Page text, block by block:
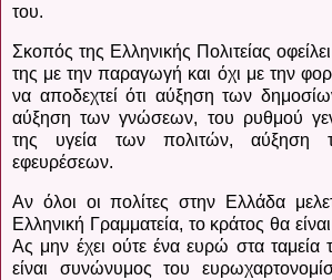
του.
Σκοπός της Ελληνικής Πολιτείας
της με την παραγωγή και όχι με την
να αποδεχτεί ότι αύξηση των
αύξηση των γνώσεων, του ρυθμού
της υγεία των πολιτών, αύξηση
εφευρέσεων.
Αν όλοι οι πολίτες στην Ελλάδα
Ελληνική Γραμματεία, το κράτος θα
Ας μην έχει ούτε ένα ευρώ στα
είναι συνώνυμος του